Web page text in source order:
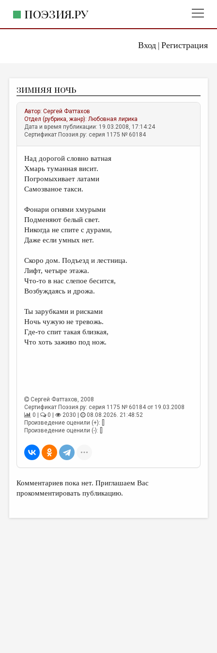
Вход| Регистрация
ПОЭЗИЯ.РУ
ЖАНРЫ
АВТОРЫ
КОММЕНТАРИИ
ЛИТСАЛОН
НОВОСТИ
ПРАВИЛА САЙТА
ИЗБРАННОЕ
ДАЙДЖЕСТ
ПЕРЕВОДЫ
КОНКУРСЫ
КНИЖНАЯ ПОЛКА
ОБЗОР ЛИТЕРАТУРЫ
РЕДКОЛЛЕГИЯ
ОТ РЕДАКЦИИ
ЭССЕИСТИКА
КУЛЬТУРОВЕДЕНИЕ
зимняя ночь
Автор:Сергей Фаттахов
Отдел (рубрика, жанр):Любовная лирика
Дата и время публикации: 19.03.2008, 17:14:24
Сертификат Поэзия.ру: серия 1175 № 60184
Над дорогой словно ватная
Хмарь туманная висит.
Погромыхивает латами
Самозваное такси.
Фонари огнями хмурыми
Подменяют белый свет.
Никогда не спите с дурами,
Даже если умных нет.
Скоро дом. Подъезд и лестница.
Лифт, четыре этажа.
Что-то в нас слепое бесится,
Возбуждаясь и дрожа.
Ты зарубками и рисками
Ночь чужую не тревожь.
Где-то спит такая близкая,
Что хоть заживо под нож.
Сергей Фаттахов, 2008
Сертификат Поэзия.ру: серия 1175 № 60184 от 19.03.2008
0 |
0 | 2030 |
08.08.2026. 21:48:52
Произведение оценили (+): []
Произведение оценили (-): []
Комментариев пока нет. Приглашаем Вас
прокомментировать публикацию.